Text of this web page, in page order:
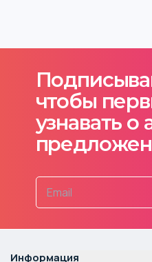
чтобы
узнавать о
Информация